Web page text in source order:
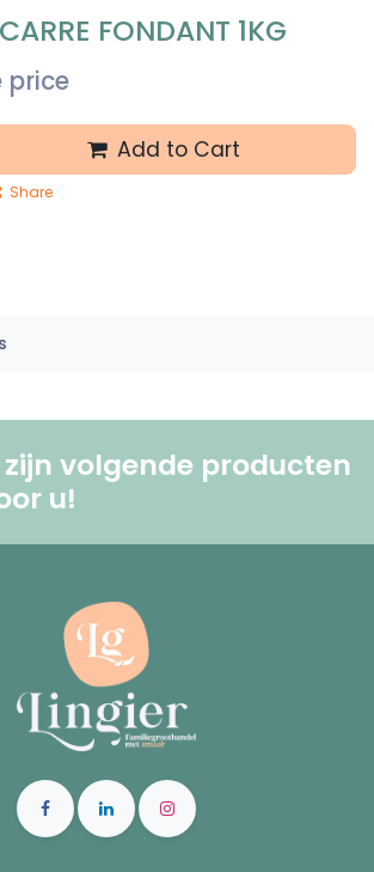
FONDANT 1KG
price
Add to Cart
Share
zijn volgende producten
u!